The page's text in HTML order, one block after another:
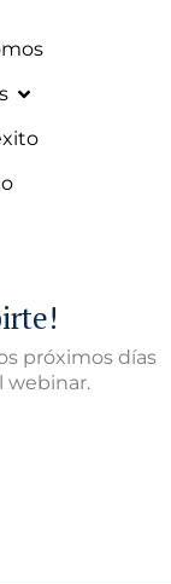
próximos días
webinar.